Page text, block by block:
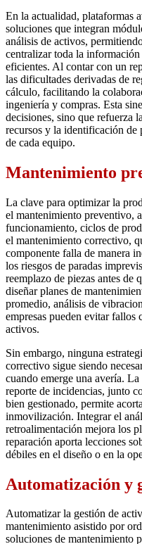
En la actualidad, plataformas
soluciones que integran
análisis de activos,
centralizar toda la
eficientes. Al contar con un
las dificultades derivadas de
cálculo, facilitando la
ingeniería y compras. Esta
decisiones, sino que refuerza
recursos y la identificación
de cada equipo.
Mantenimiento
La clave para optimizar la
el mantenimiento preventivo,
funcionamiento, ciclos de
el mantenimiento correctivo,
componente falla de manera
los riesgos de paradas
reemplazo de piezas antes
diseñar planes de
promedio, análisis de
empresas pueden evitar
activos.
Sin embargo, ninguna
correctivo sigue siendo
cuando emerge una avería.
reporte de incidencias, junto
bien gestionado, permite
inmovilización. Integrar el
retroalimentación mejora los
reparación aporta lecciones
débiles en el diseño o en la
Automatización y
Automatizar la gestión de
mantenimiento asistido por
soluciones de mantenimiento